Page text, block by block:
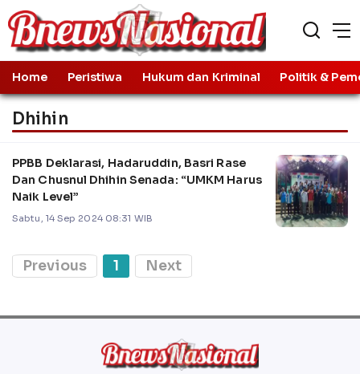
Home Peristiwa Hukum dan Kriminal Politik &
Dhihin
PPBB Deklarasi, Hadaruddin, Basri Rase
Dan Chusnul Dhihin Senada: “UMKM Harus
Naik Level”
Sabtu, 14 Sep 2024 08:31 WIB
Previous 1 Next